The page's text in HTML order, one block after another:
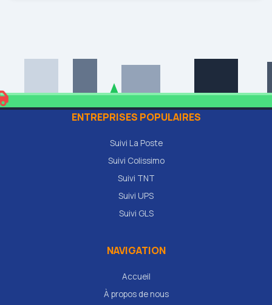
ENTREPRISES POPULAIRES
Suivi La Poste
Suivi Colissimo
Suivi TNT
Suivi UPS
Suivi GLS
NAVIGATION
Accueil
À propos de nous